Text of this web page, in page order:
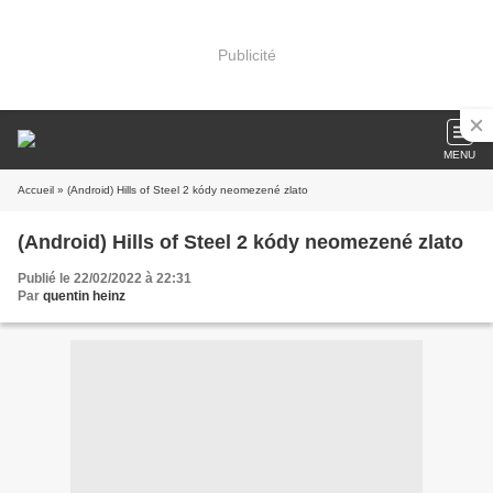
Publicité
MENU
Accueil » (Android) Hills of Steel 2 kódy neomezené zlato
(Android) Hills of Steel 2 kódy neomezené zlato
Publié le 22/02/2022 à 22:31
Par quentin heinz